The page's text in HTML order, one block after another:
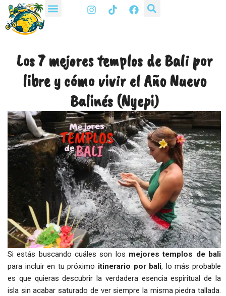
al
contenido
I
n
r
m
T
i
F
a
o
Los 7 mejores templos de Bali por
libre y cómo vivir el Año Nuevo
Balinés (Nyepi)
Si estás buscando cuáles son los mejores templos de bali
para incluir en tu próximo itinerario por bali, lo más probable
es que quieras descubrir la verdadera esencia espiritual de la
isla sin acabar saturado de ver siempre la misma piedra tallada.